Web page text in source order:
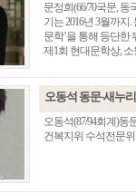
총동창회 소식
모교 소식
언론에 비친 동국
동창회보
포토뉴스
문정희(66/70국문,
기는 2016년 3월까지
문학’을 통해 등단한
제1회 현대문학상,
오동석 동문-새누
오동석(87/94회계)동
건복지위 수석전문